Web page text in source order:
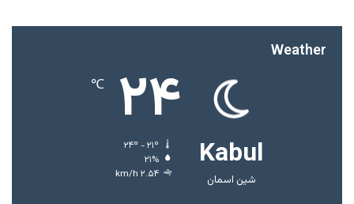
Weather
Kabul
شین اسمان
۲۴ ℃
۲۱%
۲.۵۴ km/h